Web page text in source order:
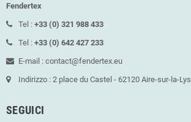
Fendertex
Tel : +33 (0) 321 988 433
Tel : +33 (0) 642 427 233
E-mail : contact@fendertex.eu
Indirizzo : 2 place du Castel - 62120 Aire-sur-la-Lys
SEGUICI